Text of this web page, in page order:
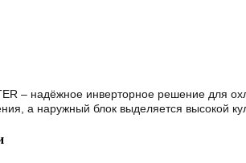
– надёжное инверторное решение для
а наружный блок выделяется высокой